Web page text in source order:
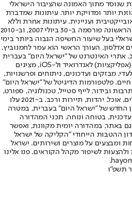
שנוסד מתוך האמונה שהציבור הישראלי
יותר ומדויקת יותר. עיתונות שמדברת
ועניינית. עיתונות אחרת וללא
תשלום. המהדורה המודפסת הראשונה פורסמה ב-30 ביולי 2007, וב-2010
בעל שיעור החשיפה הגבוה ביותר בימי
אדלסון. העורך הראשי הוא עמר לחמנוביץ,
אתרי האינטרנט של "ישראל היום" בעברית
ובאנגלית, כמו כן היישומונים (אפליקציות) לאנדרואיד ול-iOS, מציגים
מבזקים ועדכונים, ניתוחים ופרשנויות,
חיים. פלטפורמות הדיגיטל של "ישראל היום"
ובידור, לייף סטייל, טכנולוגיה, ספורט,
כלכלה וצרכנות, בריאות, חיילים, אוכל, יהדות, תיירות ורכב. ב-2021 עלו
החדש של "ישראל היום" בעברית, במטרה
בטוחה ונוחה. תכני המהדורה
באתר, במהדורה יומית מקוונת, ואפשר
ההטבות הייחודי "הקליקה של ישראל
ומבצעים על מוצרים ושירותים. ישראל
לשיפור מקהל הקוראים. פנו אלינו
תשפ"ו